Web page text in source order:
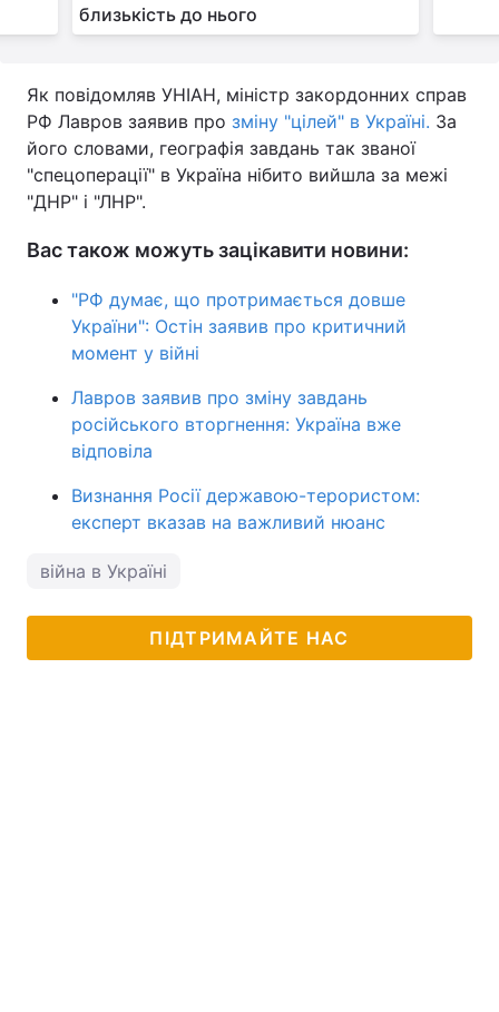
близькість до нього
Як повідомляв УНІАН, міністр закордонних справ
РФ Лавров заявив про зміну "цілей" в Україні. За
його словами, географія завдань так званої
"спецоперації" в Україна нібито вийшла за межі
"ДНР" і "ЛНР".
Вас також можуть зацікавити новини:
"РФ думає, що протримається довше
України": Остін заявив про критичний
момент у війні
Лавров заявив про зміну завдань
російського вторгнення: Україна вже
відповіла
Визнання Росії державою-терористом:
експерт вказав на важливий нюанс
війна в Україні
ПІДТРИМАЙТЕ НАС